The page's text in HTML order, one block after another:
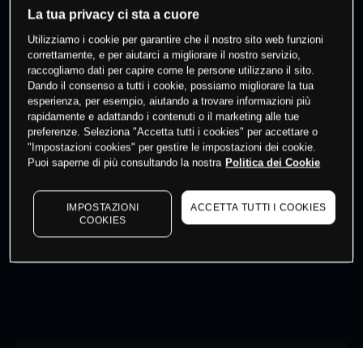
0 % dei clienti hanno posizioni
questo prodotto
Fai trading
I prezzi sono solo indicativi. Accediper vedere gli ultimi
dati di mercato
to see latest market data
La tua privacy ci sta a cuore
Utilizziamo i cookie per garantire che il nostro sito web funzioni
correttamente, e per aiutarci a migliorare il nostro servizio,
raccogliamo dati per capire come le persone utilizzano il sito.
Dando il consenso a tutti i cookie, possiamo migliorare la tua
esperienza, per esempio, aiutando a trovare informazioni più
rapidamente e adattando i contenuti o il marketing alle tue
preferenze. Seleziona "Accetta tutti i cookies" per accettare o
"Impostazioni cookies" per gestire le impostazioni dei cookie.
Puoi saperne di più consultando la nostra Politica dei Cookie
IMPOSTAZIONI
COOKIES
ACCETTA TUTTI I COOKIES